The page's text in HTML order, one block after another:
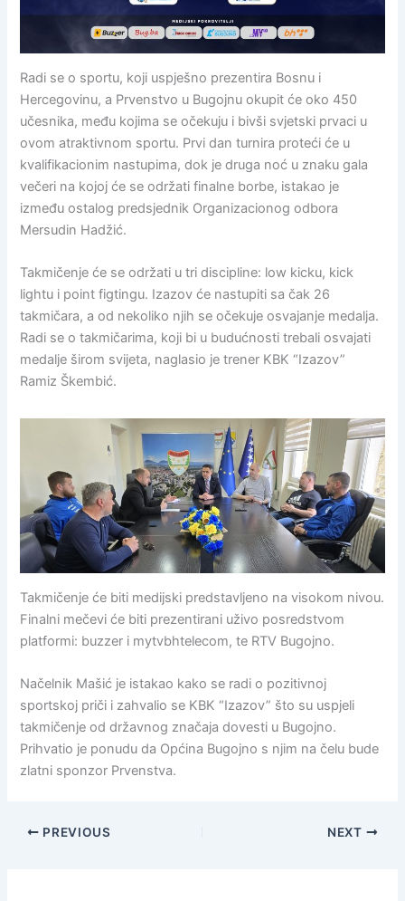
Radi se o sportu, koji uspješno prezentira Bosnu i
Hercegovinu, a Prvenstvo u Bugojnu okupit će oko 450
učesnika, među kojima se očekuju i bivši svjetski prvaci u
ovom atraktivnom sportu. Prvi dan turnira proteći će u
kvalifikacionim nastupima, dok je druga noć u znaku gala
večeri na kojoj će se održati finalne borbe, istakao je
između ostalog predsjednik Organizacionog odbora
Mersudin Hadžić.
Takmičenje će se održati u tri discipline: low kicku, kick
lightu i point figtingu. Izazov će nastupiti sa čak 26
takmičara, a od nekoliko njih se očekuje osvajanje medalja.
Radi se o takmičarima, koji bi u budućnosti trebali osvajati
medalje širom svijeta, naglasio je trener KBK “Izazov”
Ramiz Škembić.
Takmičenje će biti medijski predstavljeno na visokom nivou.
Finalni mečevi će biti prezentirani uživo posredstvom
platformi: buzzer i mytvbhtelecom, te RTV Bugojno.
Načelnik Mašić je istakao kako se radi o pozitivnoj
sportskoj priči i zahvalio se KBK “Izazov” što su uspjeli
takmičenje od državnog značaja dovesti u Bugojno.
Prihvatio je ponudu da Općina Bugojno s njim na čelu bude
zlatni sponzor Prvenstva.
PREVIOUS NEXT